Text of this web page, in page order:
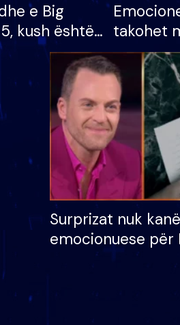
e Big
kush është
që lë shtëpinë
për
e madh
takohet
vajzën
S’kemi
apo jo?
Surprizat nuk
emocionuese për
nëna dhe fëmijët